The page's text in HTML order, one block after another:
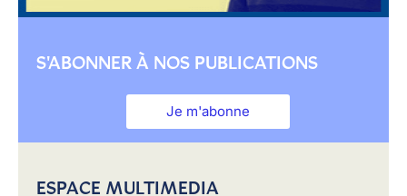
S'ABONNER À NOS PUBLICATIONS
Je m'abonne
ESPACE MULTIMEDIA